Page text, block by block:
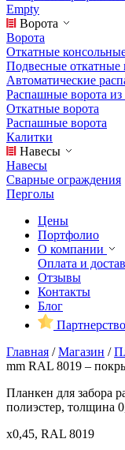
Empty
Ворота
Ворота
Откатные
Подвесные откатные
Автоматические
Распашные ворота из
Откатные ворота
Распашные ворота
Калитки
Навесы
Навесы
Сварные ограждения
Перголы
Цены
Портфолио
О компании
Оплата и
Отзывы
Контакты
Блог
Партнерство
Главная /Магазин /
mm RAL 8019 –
Планкен для забора
полиэстер, толщина
x0,45, RAL 8019